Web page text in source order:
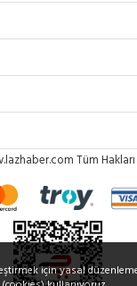
Tüm Hakları
için yasal